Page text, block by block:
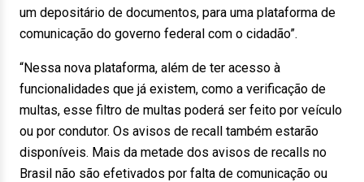
um depositário de documentos, para uma plataforma de
comunicação do governo federal com o cidadão”.
“Nessa nova plataforma, além de ter acesso à
funcionalidades que já existem, como a verificação de
multas, esse filtro de multas poderá ser feito por veículo
ou por condutor. Os avisos de recall também estarão
disponíveis. Mais da metade dos avisos de recalls no
Brasil não são efetivados por falta de comunicação ou